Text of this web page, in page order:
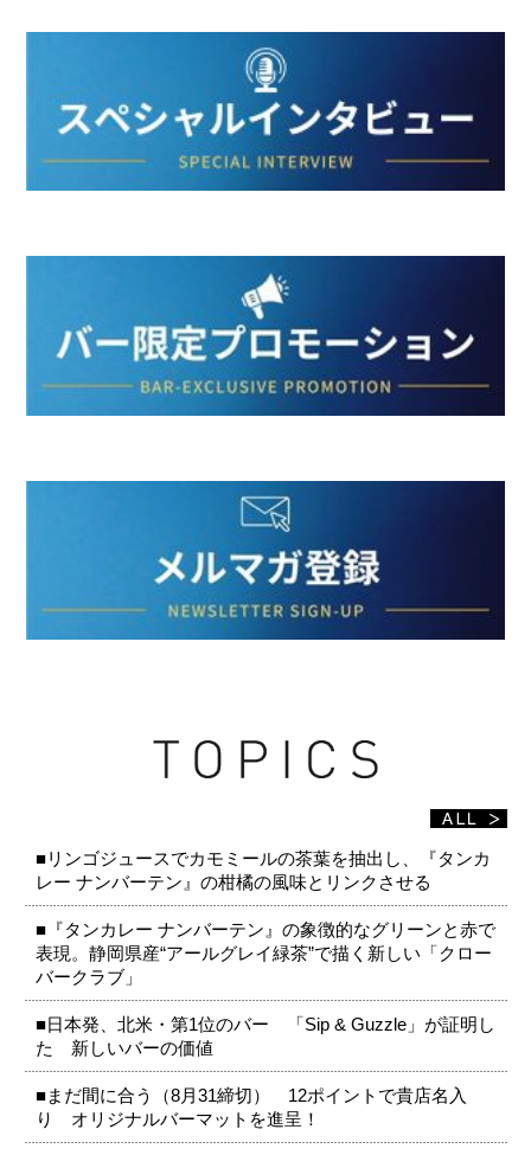
■リンゴジュースでカモミールの茶葉を抽出し、『タンカ
レー ナンバーテン』の柑橘の風味とリンクさせる
■『タンカレー ナンバーテン』の象徴的なグリーンと赤で
表現。静岡県産“アールグレイ緑茶”で描く新しい「クロー
バークラブ」
■日本発、北米・第1位のバー 「Sip & Guzzle」が証明し
た 新しいバーの価値
■まだ間に合う（8月31締切） 12ポイントで貴店名入
り オリジナルバーマットを進呈！